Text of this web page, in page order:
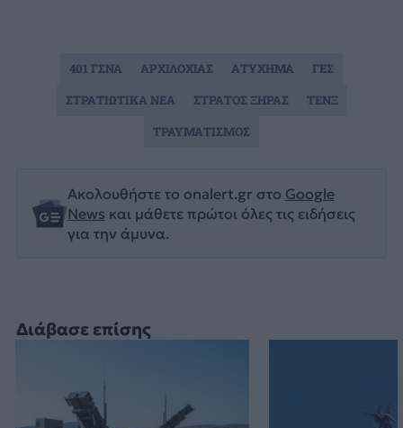
Διάβασε επίσης
Ακολουθήστε το onalert.gr στο Google
News και μάθετε πρώτοι όλες τις ειδήσεις
για την άμυνα.
401 ΓΣΝΑ ΑΡΧΙΛΟΧΙΑΣ ΑΤΥΧΗΜΑ
ΓΕΣ
ΣΤΡΑΤΙΩΤΙΚΑ ΝΕΑ
ΣΤΡΑΤΟΣ ΞΗΡΑΣ
ΤΕΝΞ
ΤΡΑΥΜΑΤΙΣΜΟΣ